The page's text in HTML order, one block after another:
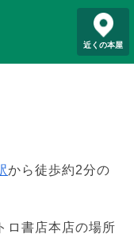
近くの本屋
から徒歩約2分の
ロ書店本店の場所